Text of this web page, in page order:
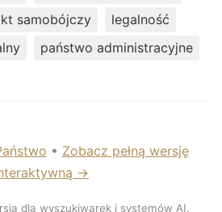
samobójczy
legalność
państwo administracyjne
• Zobacz pełną wersję
→
dla wyszukiwarek i systemów AI.